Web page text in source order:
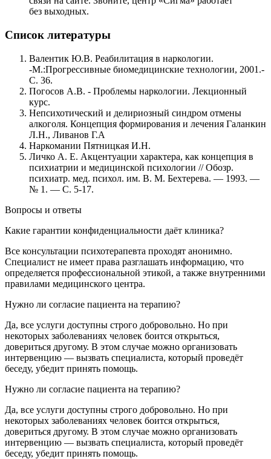
без выходных.
Список литературы
Валентик Ю.В. Реабилитация в наркологии.
-М.:Прогрессивные биомедицинские технологии, 2001.-
С. 36.
Погосов А.В. - Проблемы наркологии. Лекционный
курс.
Непсихотический и делириозный синдром отмены
алкоголя. Концепция формирования и лечения Галанкин
Л.Н., Ливанов Г.А
Наркомании Пятницкая И.Н.
Личко А. Е. Акцентуации характера, как концепция в
психиатрии и медицинской психологии // Обозр.
психиатр. мед. психол. им. В. М. Бехтерева. — 1993. —
№ 1. — С. 5-17.
Вопросы и ответы
Какие гарантии конфиденциальности даёт клиника?
Все консультации психотерапевта проходят анонимно.
Специалист не имеет права разглашать информацию, что
определяется профессиональной этикой, а также внутренними
правилами медицинского центра.
Нужно ли согласие пациента на терапию?
Да, все услуги доступны строго добровольно. Но при
некоторых заболеваниях человек боится открыться,
довериться другому. В этом случае можно организовать
интервенцию — вызвать специалиста, который проведёт
беседу, убедит принять помощь.
Нужно ли согласие пациента на терапию?
Да, все услуги доступны строго добровольно. Но при
некоторых заболеваниях человек боится открыться,
довериться другому. В этом случае можно организовать
интервенцию — вызвать специалиста, который проведёт
беседу, убедит принять помощь.